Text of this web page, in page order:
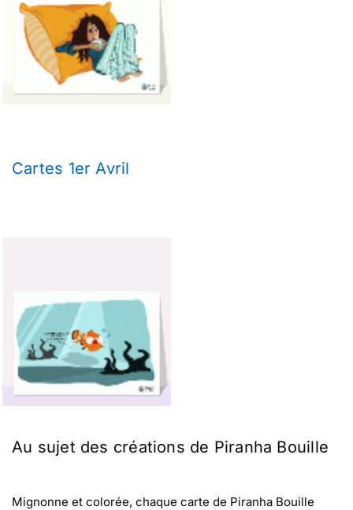
Cartes 1er Avril
Au sujet des créations de Piranha Bouille
Mignonne et colorée, chaque carte de Piranha Bouille